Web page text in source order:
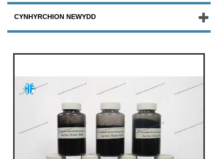
CYNHYRCHION NEWYDD